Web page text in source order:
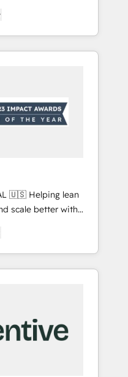
growth.
activate
platform
Loop
expert-led
for clean data,
Gen &
strategy that
Activate Breeze
AI, & maximize
🧩Integrations:
integrations,
and a 3×
lean
scale better with
For You'
- Improve lead
the ins-and-outs